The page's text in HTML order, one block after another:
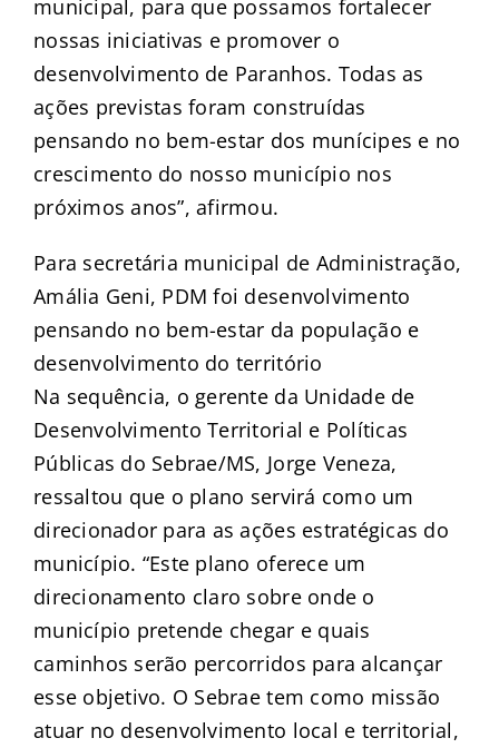
municipal, para que possamos fortalecer
nossas iniciativas e promover o
desenvolvimento de Paranhos. Todas as
ações previstas foram construídas
pensando no bem-estar dos munícipes e no
crescimento do nosso município nos
próximos anos”, afirmou.
Para secretária municipal de Administração,
Amália Geni, PDM foi desenvolvimento
pensando no bem-estar da população e
desenvolvimento do território
Na sequência, o gerente da Unidade de
Desenvolvimento Territorial e Políticas
Públicas do Sebrae/MS, Jorge Veneza,
ressaltou que o plano servirá como um
direcionador para as ações estratégicas do
município. “Este plano oferece um
direcionamento claro sobre onde o
município pretende chegar e quais
caminhos serão percorridos para alcançar
esse objetivo. O Sebrae tem como missão
atuar no desenvolvimento local e territorial,